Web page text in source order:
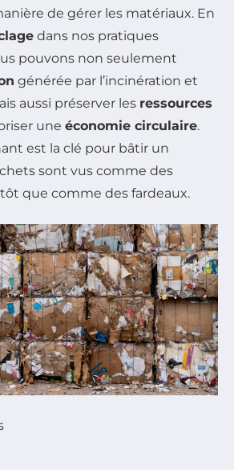
de gérer les matériaux. En
dans nos pratiques
pouvons non seulement
générée par l’incinération et
aussi préserver les ressources
une économie circulaire.
est la clé pour bâtir un
sont vus comme des
que comme des fardeaux.